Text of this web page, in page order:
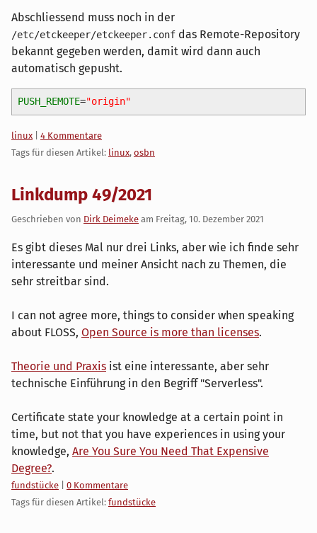
Abschliessend muss noch in der
/etc/etckeeper/etckeeper.conf das Remote-Repository
bekannt gegeben werden, damit wird dann auch
automatisch gepusht.
PUSH_REMOTE="origin"
Kategorien:
linux
4 Kommentare
Tags für diesen Artikel: linux, osbn
Linkdump 49/2021
Geschrieben von Dirk Deimeke am Freitag, 10. Dezember 2021
Es gibt dieses Mal nur drei Links, aber wie ich finde sehr
interessante und meiner Ansicht nach zu Themen, die
sehr streitbar sind.
I can not agree more, things to consider when speaking
about FLOSS, Open Source is more than licenses.
Theorie und Praxis ist eine interessante, aber sehr
technische Einführung in den Begriff "Serverless".
Certificate state your knowledge at a certain point in
time, but not that you have experiences in using your
knowledge, Are You Sure You Need That Expensive
Degree?.
Kategorien:
fundstücke
0 Kommentare
Tags für diesen Artikel: fundstücke